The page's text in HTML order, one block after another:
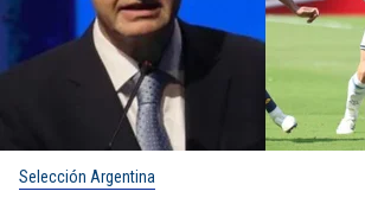
Selección Argentina